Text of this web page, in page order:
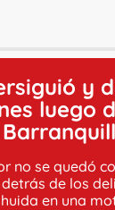
y
luego
no se quedó
de los
en una